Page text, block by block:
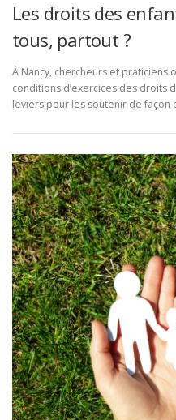
Les droits des
tous, partout ?
À Nancy, chercheurs et praticiens
conditions d’exercices des droits
leviers pour les soutenir de